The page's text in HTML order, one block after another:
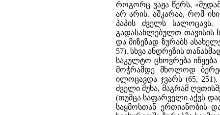
როგორც ვაჟა წერს,
არ არის. აშკარაა, რომ
პაპის ძველს
გადასახლებულთ თავისის
და მიზეზად ზურაბს
57). სხვა ანდრეზის
საკულტო ცხოვრება
მოჭრამდე მხოლოდ
ილოცავდა ჯვარს (65,
ძველი მუხა, მაგრამ
(თუმცა საფარველი აქვს
საყმოსთან ერთიანობის